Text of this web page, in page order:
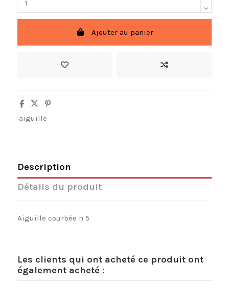
Ajouter au panier
aiguille
Description
Détails du produit
Aiguille courbée n 5
Les clients qui ont acheté ce produit ont
également acheté :